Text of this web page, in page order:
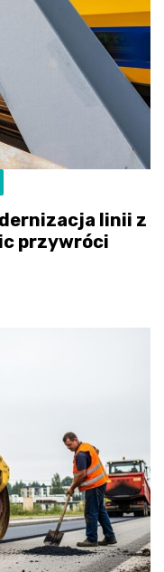
linii z
przywróci